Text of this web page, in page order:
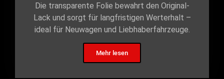
Die transparente Folie bewahrt den Original-
Lack und sorgt für langfristigen Werterhalt –
ideal für Neuwagen und Liebhaberfahrzeuge.
Mehr lesen